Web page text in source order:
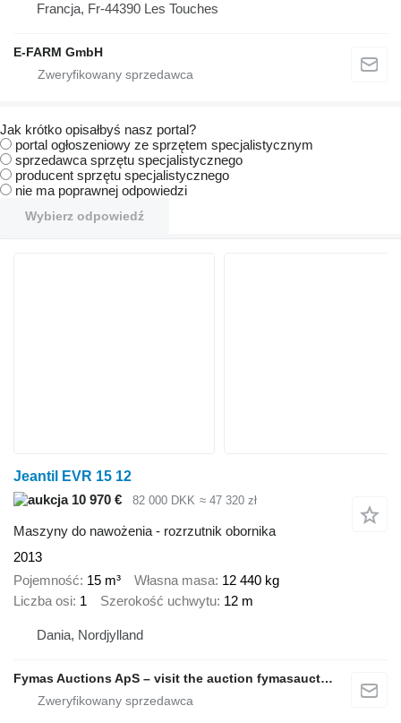
Francja, Fr-44390 Les Touches
E-FARM GmbH
Jak krótko opisałbyś nasz portal?
portal ogłoszeniowy ze sprzętem specjalistycznym
sprzedawca sprzętu specjalistycznego
producent sprzętu specjalistycznego
nie ma poprawnej odpowiedzi
Wybierz odpowiedź
Jeantil EVR 15 12
10 970 €
82 000 DKK ≈ 47 320 zł
Maszyny do nawożenia - rozrzutnik obornika
2013
Pojemność 15 m³ Własna masa 12 440 kg
Liczba osi 1 Szerokość uchwytu 12 m
Dania, Nordjylland
Fymas Auctions ApS – visit the auction fymasauctions.dk